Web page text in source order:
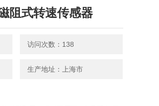
阻式转速传感器
访问次数：138
生产地址：上海市